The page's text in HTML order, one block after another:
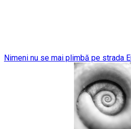
Post
Nimeni nu se mai plimbă pe strada